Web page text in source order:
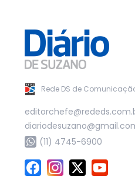
Rede DS de
(11) 4745-6900